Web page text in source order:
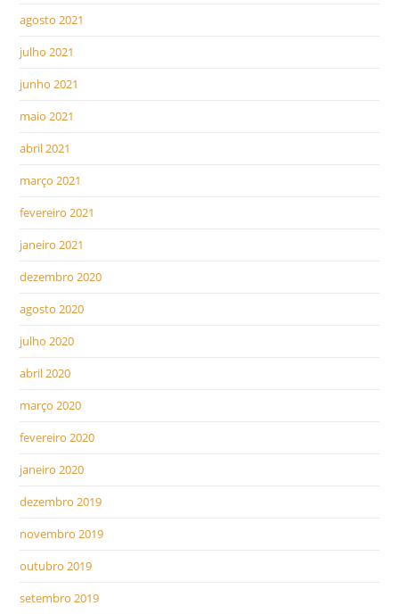
agosto 2021
julho 2021
junho 2021
maio 2021
abril 2021
março 2021
fevereiro 2021
janeiro 2021
dezembro 2020
agosto 2020
julho 2020
abril 2020
março 2020
fevereiro 2020
janeiro 2020
dezembro 2019
novembro 2019
outubro 2019
setembro 2019